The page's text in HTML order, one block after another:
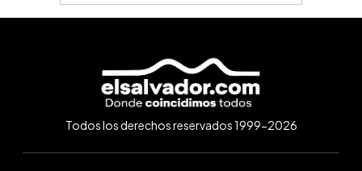
Todos los derechos reservados 1999-2026